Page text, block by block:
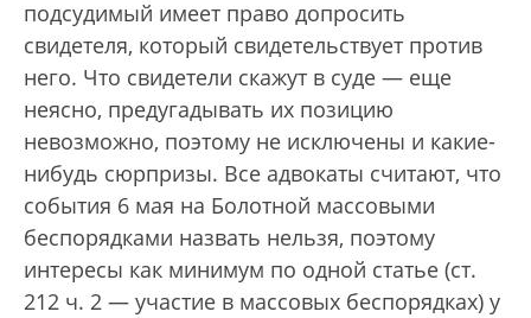
подсудимый имеет право допросить
свидетеля, который свидетельствует против
него. Что свидетели скажут в суде — еще
неясно, предугадывать их позицию
невозможно, поэтому не исключены и какие-
нибудь сюрпризы. Все адвокаты считают, что
события 6 мая на Болотной массовыми
беспорядками назвать нельзя, поэтому
интересы как минимум по одной статье (ст.
212 ч. 2 — участие в массовых беспорядках) у